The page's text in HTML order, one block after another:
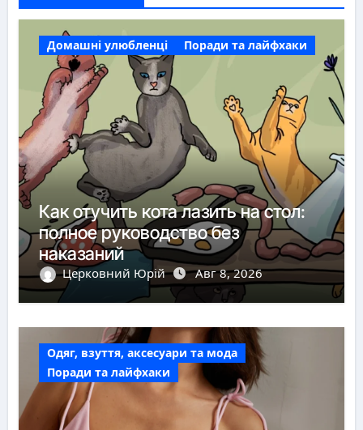
Домашні улюбленці Поради та лайфхаки
Как отучить кота лазить на стол:
полное руководство без
наказаний
Церковний Юрій Авг 8, 2026
Одяг, взуття, аксесуари та мода
Поради та лайфхаки